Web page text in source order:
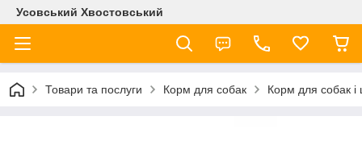
Усовський Хвостовський
Товари та послуги Корм для собак Корм для собак і